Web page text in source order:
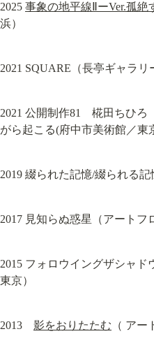
2025 事象の地平線ⅡーVer.孤絶
浜）
2021 SQUARE（長亭ギャラリ
2021 公開制作81　椛田ちひ
がら起こる(府中市美術館／東
2019 綴られた記憶/綴られる記
2017 見知らぬ惑星（アートフ
2015 フォロウイングザシャ
東京）
2013 影をおりたたむ （ ア